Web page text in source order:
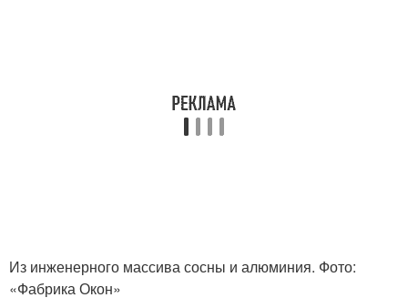
Из инженерного массива сосны и алюминия. Фото:
«Фабрика Окон»